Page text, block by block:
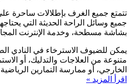
تتمتع جميع الغرف بإطلالات ساحرة على
جميع وسائل الراحة الحديثة التي
بشاشة مسطحة، وخدمة الإنترنت
يمكن للضيوف الاسترخاء في النادي
متنوعة من العلاجات والتدليك، أو
الخارجي، أو ممارسة التمارين
اقرأ المزيد »